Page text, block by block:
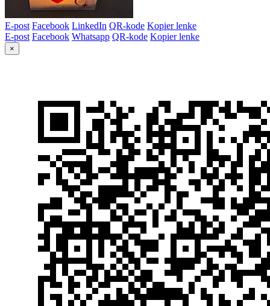
E-post Facebook LinkedIn QR-kode Kopier lenke
E-post Facebook Whatsapp QR-kode Kopier lenke
×